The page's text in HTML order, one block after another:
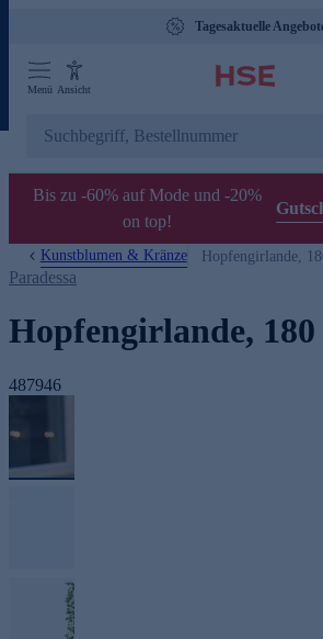
Tagesaktuelle
Menü Ansicht
Bis zu -60% auf Mode und -20%
on top!
Kunstblumen & Kränze Hopfengirlande,
Paradessa
Hopfengirlande, 180
487946